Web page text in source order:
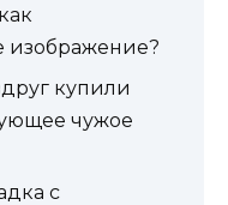
изображение?
купили
чужое
с